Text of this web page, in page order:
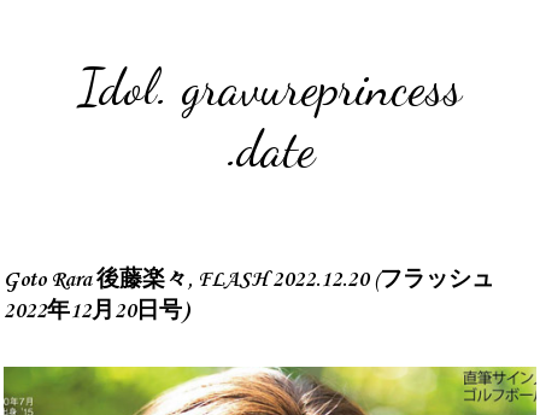
Idol. gravureprincess
.date
Goto Rara 後藤楽々, FLASH 2022.12.20 (フラッシュ
2022年12月20日号)